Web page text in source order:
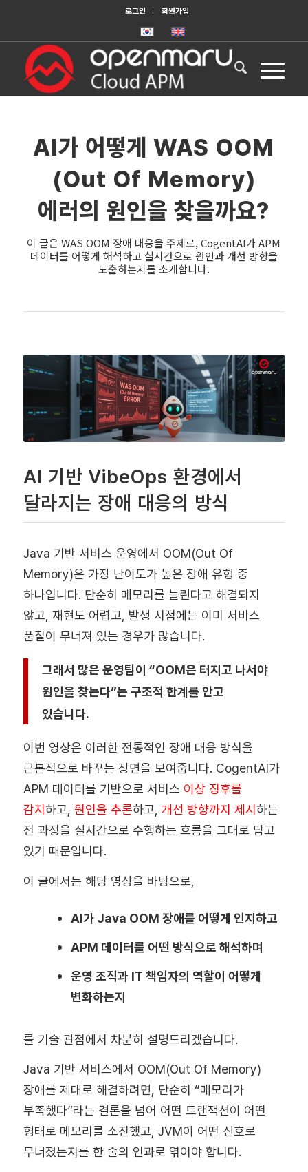
로그인 회원가입
AI가 어떻게 WAS OOM
(Out Of Memory)
에러의 원인을 찾을까요?
이 글은 WAS OOM 장애 대응을 주제로, CogentAI가 APM
데이터를 어떻게 해석하고 실시간으로 원인과 개선 방향을
도출하는지를 소개합니다.
AI 기반 VibeOps 환경에서
달라지는 장애 대응의 방식
Java 기반 서비스 운영에서 OOM(Out Of
Memory)은 가장 난이도가 높은 장애 유형 중
하나입니다. 단순히 메모리를 늘린다고 해결되지
않고, 재현도 어렵고, 발생 시점에는 이미 서비스
품질이 무너져 있는 경우가 많습니다.
그래서 많은 운영팀이 “OOM은 터지고 나서야
원인을 찾는다”는 구조적 한계를 안고
있습니다.
이번 영상은 이러한 전통적인 장애 대응 방식을
근본적으로 바꾸는 장면을 보여줍니다. CogentAI가
APM 데이터를 기반으로 서비스 이상 징후를
감지 하고, 원인을 추론하고, 개선 방향까지 제시 하는
전 과정을 실시간으로 수행하는 흐름을 그대로 담고
있기 때문입니다.
이 글에서는 해당 영상을 바탕으로,
AI가 Java OOM 장애를 어떻게 인지하고
APM 데이터를 어떤 방식으로 해석하며
운영 조직과 IT 책임자의 역할이 어떻게
변화하는지
를 기술 관점에서 차분히 설명드리겠습니다.
Java 기반 서비스에서 OOM(Out Of Memory)
장애를 제대로 해결하려면, 단순히 “메모리가
부족했다”라는 결론을 넘어 어떤 트랜잭션이 어떤
형태로 메모리를 소진했고, JVM이 어떤 신호로
무너졌는지를 한 줄의 인과로 엮어야 합니다.